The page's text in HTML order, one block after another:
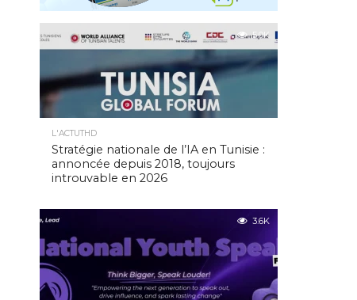
5.0K
L'ACTUTHD
Stratégie nationale de l’IA en Tunisie :
annoncée depuis 2018, toujours
introuvable en 2026
3.6K